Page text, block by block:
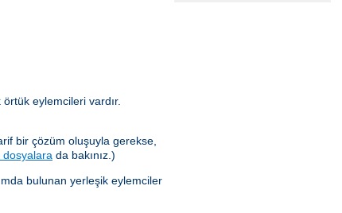
eylemcileri vardır.
bir çözüm oluşuyla gerekse,
dosyalara da bakınız.)
bulunan yerleşik eylemciler